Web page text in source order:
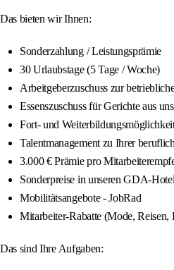
Das bieten wir Ihnen:
Sonderzahlung / Leistungsprämie
30 Urlaubstage (5 Tage / Woche)
Arbeitgeberzuschuss zur
Essenszuschuss für Gerichte aus
Fort- und
Talentmanagement zu Ihrer
3.000 € Prämie pro
Sonderpreise in unseren GDA-
Mobilitätsangebote - JobRad
Mitarbeiter-Rabatte (Mode, Reisen,
Das sind Ihre Aufgaben: